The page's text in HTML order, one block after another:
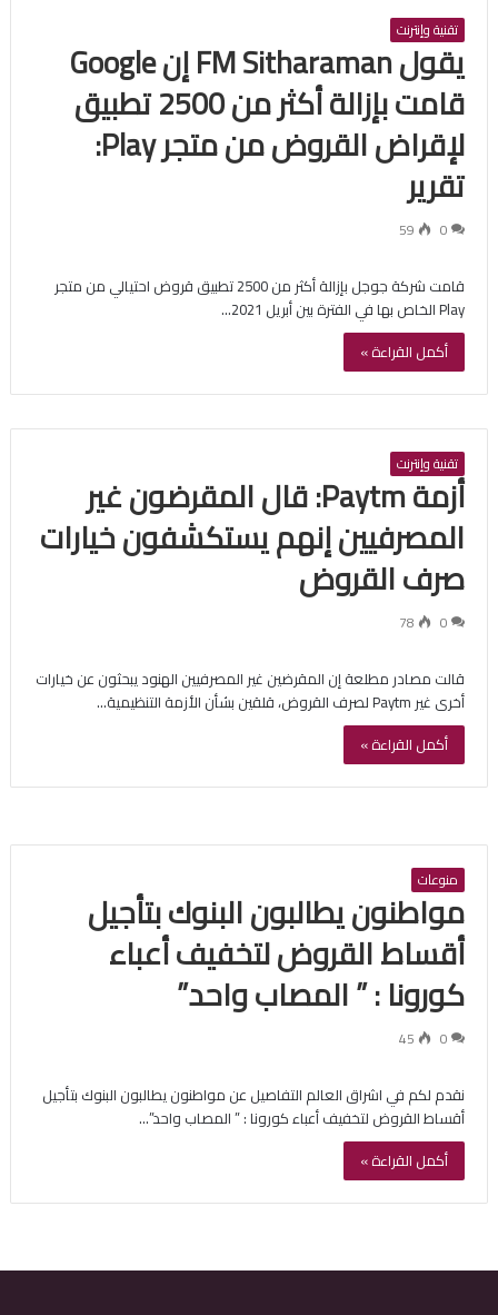
تقنية وإنترنت
يقول FM Sitharaman إن Google
قامت بإزالة أكثر من 2500 تطبيق
لإقراض القروض من متجر Play:
تقرير
0
59
قامت شركة جوجل بإزالة أكثر من 2500 تطبيق قروض احتيالي من متجر
Play الخاص بها في الفترة بين أبريل 2021…
أكمل القراءة »
تقنية وإنترنت
أزمة Paytm: قال المقرضون غير
المصرفيين إنهم يستكشفون خيارات
صرف القروض
0
78
قالت مصادر مطلعة إن المقرضين غير المصرفيين الهنود يبحثون عن خيارات
أخرى غير Paytm لصرف القروض، قلقين بشأن الأزمة التنظيمية…
أكمل القراءة »
منوعات
مواطنون يطالبون البنوك بتأجيل
أقساط القروض لتخفيف أعباء
كورونا : ” المصاب واحد”
0
45
نقدم لكم في اشراق العالم التفاصيل عن مواطنون يطالبون البنوك بتأجيل
أقساط القروض لتخفيف أعباء كورونا : ” المصاب واحد”…
أكمل القراءة »